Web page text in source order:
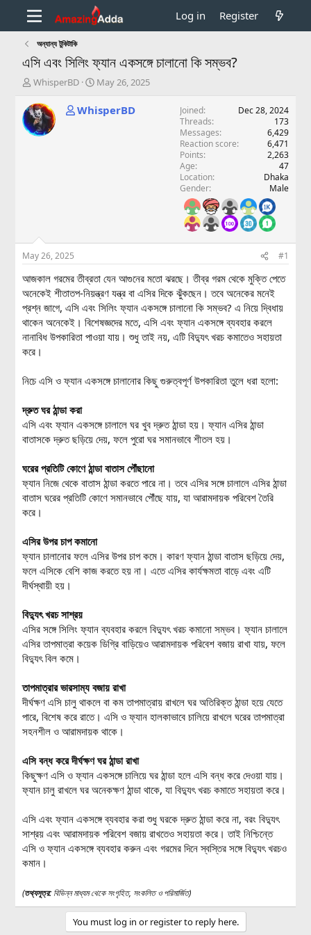
Log in Register
অন্যান্য টুকিটাকি
এসি এবং সিলিং ফ্যান একসঙ্গে চালানো কি সম্ভব?
T
r
e
a
WhisperBD
S
a
May 26, 2025
WhisperBD Joined
Dec 28, 2024
Threads
173
Messages
6,429
Reaction score
6,471
Points
2,263
Age
47
Location
Dhaka
Gender
Male
May 26, 2025 #1
আজকাল গরমের তীব্রতা যেন আগুনের মতো ঝরছে। তীব্র গরম থেকে মুক্তি পেতে
অনেকেই শীতাতপ-নিয়ন্ত্রণ যন্ত্র বা এসির দিকে ঝুঁকছেন। তবে অনেকের মনেই
প্রশ্ন জাগে, এসি এবং সিলিং ফ্যান একসঙ্গে চালানো কি সম্ভব? এ নিয়ে দ্বিধায়
থাকেন অনেকেই। বিশেষজ্ঞদের মতে, এসি এবং ফ্যান একসঙ্গে ব্যবহার করলে
নানাবিধ উপকারিতা পাওয়া যায়। শুধু তাই নয়, এটি বিদ্যুৎ খরচ কমাতেও সহায়তা
করে।
নিচে এসি ও ফ্যান একসঙ্গে চালানোর কিছু গুরুত্বপূর্ণ উপকারিতা তুলে ধরা হলো:
দ্রুত ঘর ঠান্ডা করা
এসি এবং ফ্যান একসঙ্গে চালালে ঘর খুব দ্রুত ঠান্ডা হয়। ফ্যান এসির ঠান্ডা
বাতাসকে দ্রুত ছড়িয়ে দেয়, ফলে পুরো ঘর সমানভাবে শীতল হয়।
ঘরের প্রতিটি কোণে ঠান্ডা বাতাস পৌঁছানো
ফ্যান নিজে থেকে বাতাস ঠান্ডা করতে পারে না। তবে এসির সঙ্গে চালালে এসির ঠান্ডা
বাতাস ঘরের প্রতিটি কোণে সমানভাবে পৌঁছে যায়, যা আরামদায়ক পরিবেশ তৈরি
করে।
এসির উপর চাপ কমানো
ফ্যান চালানোর ফলে এসির উপর চাপ কমে। কারণ ফ্যান ঠান্ডা বাতাস ছড়িয়ে দেয়,
ফলে এসিকে বেশি কাজ করতে হয় না। এতে এসির কার্যক্ষমতা বাড়ে এবং এটি
দীর্ঘস্থায়ী হয়।
বিদ্যুৎ খরচ সাশ্রয়
এসির সঙ্গে সিলিং ফ্যান ব্যবহার করলে বিদ্যুৎ খরচ কমানো সম্ভব। ফ্যান চালালে
এসির তাপমাত্রা কয়েক ডিগ্রি বাড়িয়েও আরামদায়ক পরিবেশ বজায় রাখা যায়, ফলে
বিদ্যুৎ বিল কমে।
তাপমাত্রার ভারসাম্য বজায় রাখা
দীর্ঘক্ষণ এসি চালু থাকলে বা কম তাপমাত্রায় রাখলে ঘর অতিরিক্ত ঠান্ডা হয়ে যেতে
পারে, বিশেষ করে রাতে। এসি ও ফ্যান হালকাভাবে চালিয়ে রাখলে ঘরের তাপমাত্রা
সহনশীল ও আরামদায়ক থাকে।
এসি বন্ধ করে দীর্ঘক্ষণ ঘর ঠান্ডা রাখা
কিছুক্ষণ এসি ও ফ্যান একসঙ্গে চালিয়ে ঘর ঠান্ডা হলে এসি বন্ধ করে দেওয়া যায়।
ফ্যান চালু রাখলে ঘর অনেকক্ষণ ঠান্ডা থাকে, যা বিদ্যুৎ খরচ কমাতে সহায়তা করে।
এসি এবং ফ্যান একসঙ্গে ব্যবহার করা শুধু ঘরকে দ্রুত ঠান্ডা করে না, বরং বিদ্যুৎ
সাশ্রয় এবং আরামদায়ক পরিবেশ বজায় রাখতেও সহায়তা করে। তাই নিশ্চিন্তে
এসি ও ফ্যান একসঙ্গে ব্যবহার করুন এবং গরমের দিনে স্বস্তির সঙ্গে বিদ্যুৎ খরচও
কমান।
(তথ্যসূত্র:বিভিন্ন মাধ্যম থেকে সংগৃহিত, সংকলিত ও পরিমার্জিত)
You must log in or register to reply here.